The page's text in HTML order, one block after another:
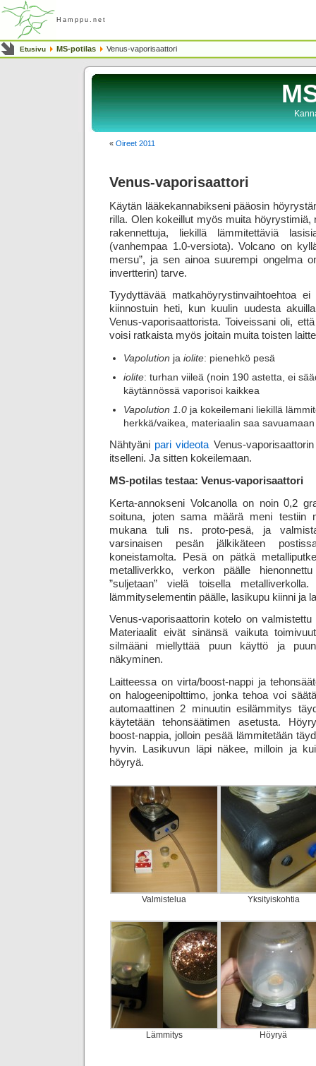
Hamppu.net
Etusivu MS-potilas Venus-vaporisaattori
« Oireet 2011
Venus-vaporisaattori
Käytän lääkekannabikseni pääosin
rilla. Olen kokeillut myös muita höyrystimiä,
rakennettuja, liekillä lämmitettäviä
(vanhempaa 1.0-versiota). Volcano on
mersu”, ja sen ainoa suurempi ongelma
invertterin) tarve.
Tyydyttävää matkahöyrystinvaihtoehtoa
kiinnostuin heti, kun kuulin uudesta
Venus-vaporisaattorista. Toiveissani oli,
voisi ratkaista myös joitain muita toisten
Vapolution ja iolite: pienehkö pesä
iolite: turhan viileä (noin 190 astetta, ei
käytännössä vaporisoi kaikkea
Vapolution 1.0 ja kokeilemani liekillä
herkkä/vaikea, materiaalin saa savuamaan
Nähtyäni pari videotaVenus-
itselleni. Ja sitten kokeilemaan.
MS-potilas testaa: Venus-vaporisaattori
Kerta-annokseni Volcanolla on noin 0,2
soituna, joten sama määrä meni testiin
mukana tuli ns. proto-pesä, ja
varsinaisen pesän jälkikäteen
koneistamolta. Pesä on pätkä
metalliverkko, verkon päälle
”suljetaan” vielä toisella
lämmitys­elementin päälle, lasi­kupu kiinni ja
Venus-vaporisaattorin kotelo on
Materiaalit eivät sinänsä vaikuta
silmääni miellyttää puun käyttö ja
näkyminen.
Laitteessa on virta/boost-nappi ja
on halogeenipolttimo, jonka tehoa voi
automaattinen 2 minuutin esilämmitys
käytetään tehonsäätimen asetusta.
boost-nappia, jolloin pesää lämmitetään
hyvin. Lasikuvun läpi näkee, milloin ja
höyryä.
Valmistelua Yksityiskohtia
Lämmitys Höyryä